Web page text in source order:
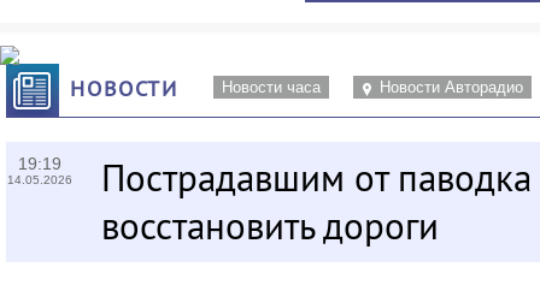
НОВОСТИ Новости часа Новости Авторадио
19:19
14.05.2026
Пострадавшим от
восстановить дороги